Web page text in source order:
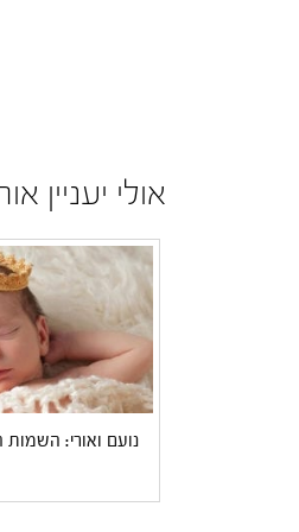
אולי יעניין
נועם ואורי: השמות